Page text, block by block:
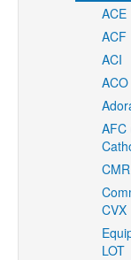
ACE
ACF
ACI
ACO
AFC
CMR
CVX
LOT